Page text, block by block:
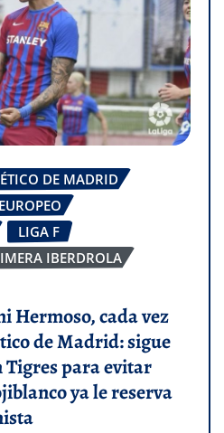
DE MADRID
LIGA F
IBERDROLA
Hermoso, cada vez
de Madrid: sigue
Tigres para evitar
ya le reserva